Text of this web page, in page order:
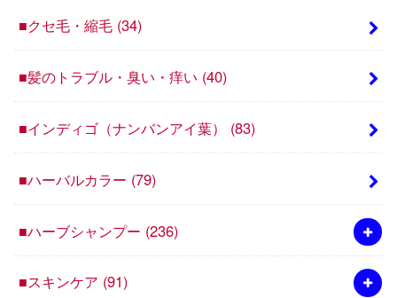
■クセ毛・縮毛 (34)
■髪のトラブル・臭い・痒い (40)
■インディゴ（ナンバンアイ葉） (83)
■ハーバルカラー (79)
■ハーブシャンプー (236)
■スキンケア (91)